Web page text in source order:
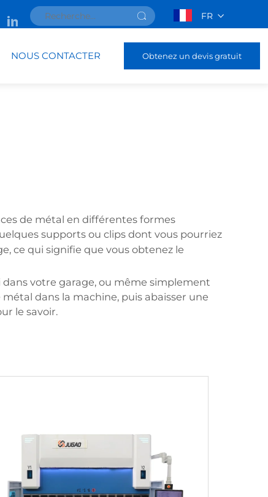
FR
NOUS CONTACTER Obtenez un devis gratuit
de métal en différentes formes
supports ou clips dont vous pourriez
ce qui signifie que vous obtenez le
votre garage, ou même simplement
dans la machine, puis abaisser une
le savoir.